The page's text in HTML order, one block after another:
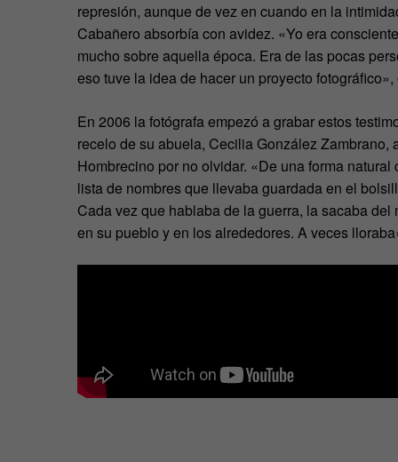
represión, aunque de vez en cuando en la
Cabañero absorbía con avidez. «Yo era
mucho sobre aquella época. Era de las pocas
eso tuve la idea de hacer un proyecto fotográfico»,
En 2006 la fotógrafa empezó a grabar estos
recelo de su abuela, Cecilia González
Hombrecino por no olvidar. «De una forma
lista de nombres que llevaba guardada en el
Cada vez que hablaba de la guerra, la sacaba
en su pueblo y en los alrededores. A veces